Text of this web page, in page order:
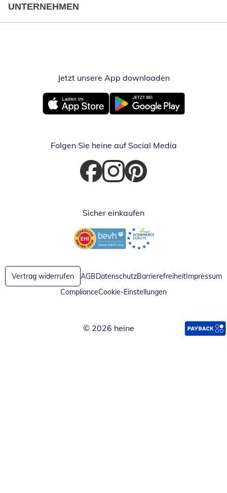
UNTERNEHMEN
Jetzt unsere App downloadenÖffnet in
Öffnet in neuem FensterÖffnet in neuem Fenster
Folgen Sie heine auf Social Media
Öffnet in neuem Fenster
Öffnet in neuem Fenster
Öffnet in neuem Fenster
Sicher einkaufen
Öffnet in neuem FensterÖffnet in neuem Fenster
Vertrag widerrufen AGBDatenschutzBarrierefreiheitImpressum
ComplianceCookie-Einstellungen
© 2026 heine